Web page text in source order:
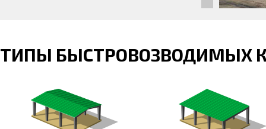
ТИПЫ БЫСТРОВОЗВОДИМЫХ